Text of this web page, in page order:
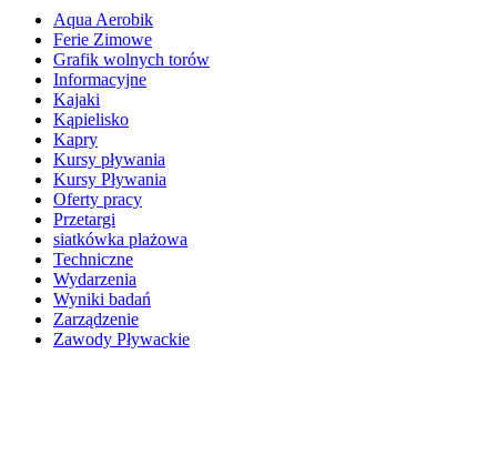
Aqua Aerobik
Ferie Zimowe
Grafik wolnych torów
Informacyjne
Kajaki
Kąpielisko
Kapry
Kursy pływania
Kursy Pływania
Oferty pracy
Przetargi
siatkówka plażowa
Techniczne
Wydarzenia
Wyniki badań
Zarządzenie
Zawody Pływackie